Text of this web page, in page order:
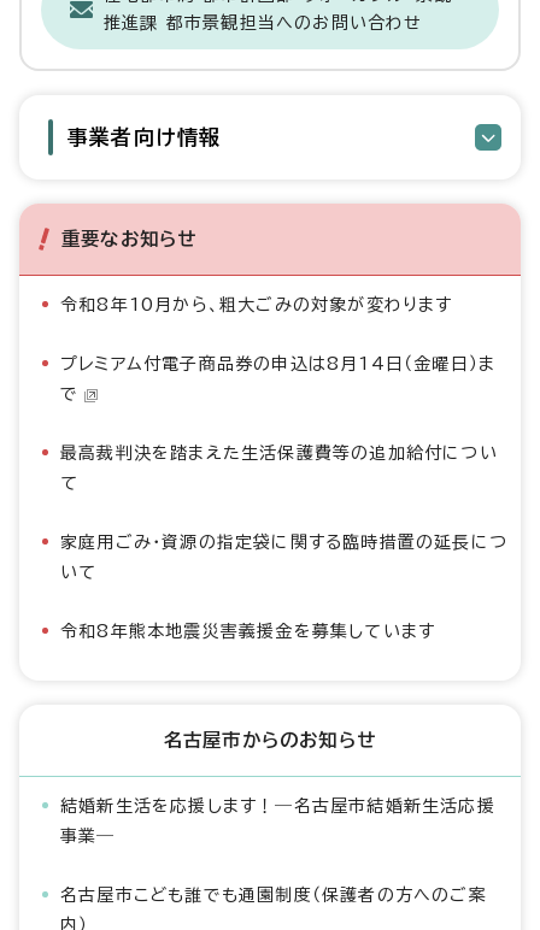
推進課 都市景観担当へのお問い合わせ
事業者向け情報
重要なお知らせ
令和8年10月から、粗大ごみの対象が変わります
プレミアム付電子商品券の申込は8月14日（金曜日）ま
で
最高裁判決を踏まえた生活保護費等の追加給付につい
て
家庭用ごみ・資源の指定袋に関する臨時措置の延長につ
いて
令和8年熊本地震災害義援金を募集しています
名古屋市からのお知らせ
結婚新生活を応援します！―名古屋市結婚新生活応援
事業―
名古屋市こども誰でも通園制度（保護者の方へのご案
内）